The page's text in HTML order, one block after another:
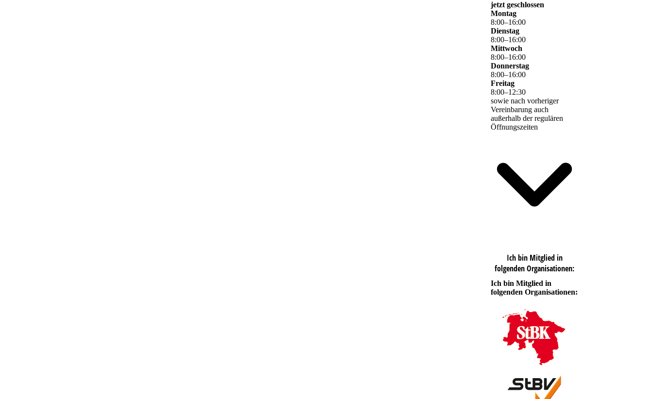
jetzt geschlossen
Montag
8:00–16:00
Dienstag
8:00–16:00
Mittwoch
8:00–16:00
Donnerstag
8:00–16:00
Freitag
8:00–12:30
sowie nach vorheriger
Vereinbarung auch
außerhalb der regulären
Öffnungszeiten
Ich bin Mitglied in
folgenden Organisationen:
Ich bin Mitglied in
folgenden Organisationen: